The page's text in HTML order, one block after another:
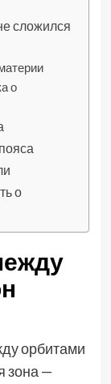
сложился
о
о
орбитами
зона —